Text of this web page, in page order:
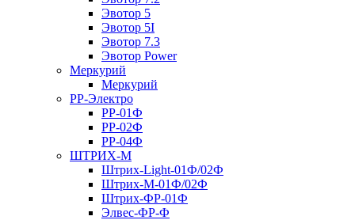
Эвотор 5
Эвотор 5I
Эвотор 7.3
Эвотор Power
Меркурий
Меркурий
РР-Электро
РР-01Ф
РР-02Ф
РР-04Ф
ШТРИХ-М
Штрих-Light-01Ф/02Ф
Штрих-М-01Ф/02Ф
Штрих-ФР-01Ф
Элвес-ФР-Ф